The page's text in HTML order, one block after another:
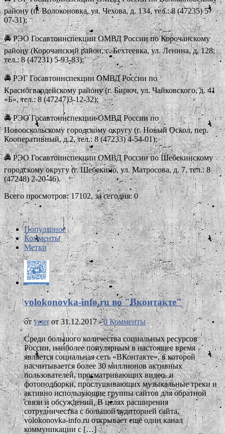
району (п. Волоконовка, ул. Чехова, д. 134, тел.: 8 (47235) 5-
07-31);
🚔 РЭО Госавтоинспекции ОМВД России по Корочанскому
району (Корочанский район, с. Бехтеевка, ул. Ленина, д. 128;
тел.: 8 (47231) 5-93-83);
🚔 РЭГ Госавтоинспекции ОМВД России по
Красногвардейскому району (г. Бирюч, ул. Чайковского, д. 41
«Б», тел.: 8 (47247)3-12-32);
🚔 РЭО Госавтоинспекции ОМВД России по
Новооскольскому городскому округу (г. Новый Оскол, пер.
Кооперативный, д.2, тел.: 8 (47233) 4-54-01);
🚔 РЭО Госавтоинспекции ОМВД России по Шебекинскому
городскому округу (г. Шебекино, ул. Матросова, д. 7, тел.: 8
(47248) 2-20-46).
Всего просмотров: 17102, за сегодня: 0
Популярное
Комменты
Метки
volokonovka-info.ru во "Вконтакте"
отveterот 31.12.2017 -0 Комменты
Среди большого количества социальных ресурсов
России, наиболее популярным в настоящее время
является социальная сеть «ВКонтакте», в которой
насчитывается более 30 миллионов активных
пользователей, просматривающих видео- и
фотоподборки, прослушивающих музыкальные треки и
активно использующие группы сайтов для обратной
связи и обсуждений. В целях расширения
сотрудничества с большой аудиторией сайта,
volokonovka-info.ru открывает ещё один канал
коммуникации с […]